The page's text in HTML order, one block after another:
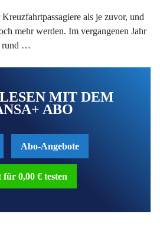
als je zuvor, und
mehr werden. Im vergangenen Jahr
rund …
MIT DEM
ABO
Abo-Angebote
für 0,00 € testen